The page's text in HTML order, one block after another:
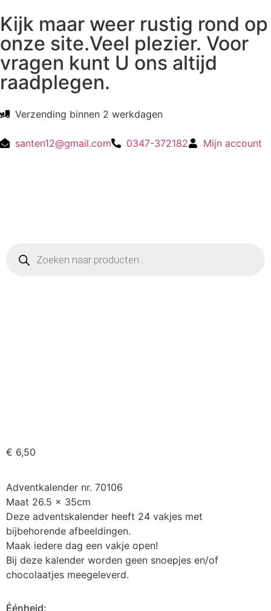
Kijk maar weer rustig rond op
onze site.Veel plezier. Voor
vragen kunt U ons altijd
raadplegen.
Verzending binnen 2 werkdagen
santen12@gmail.com 0347-372182 Mijn account
€ 6,50
Adventkalender nr. 70106
Maat 26.5 x 35cm
Deze adventskalender heeft 24 vakjes met
bijbehorende afbeeldingen.
Maak iedere dag een vakje open!
Bij deze kalender worden geen snoepjes en/of
chocolaatjes meegeleverd.
Éénheid: